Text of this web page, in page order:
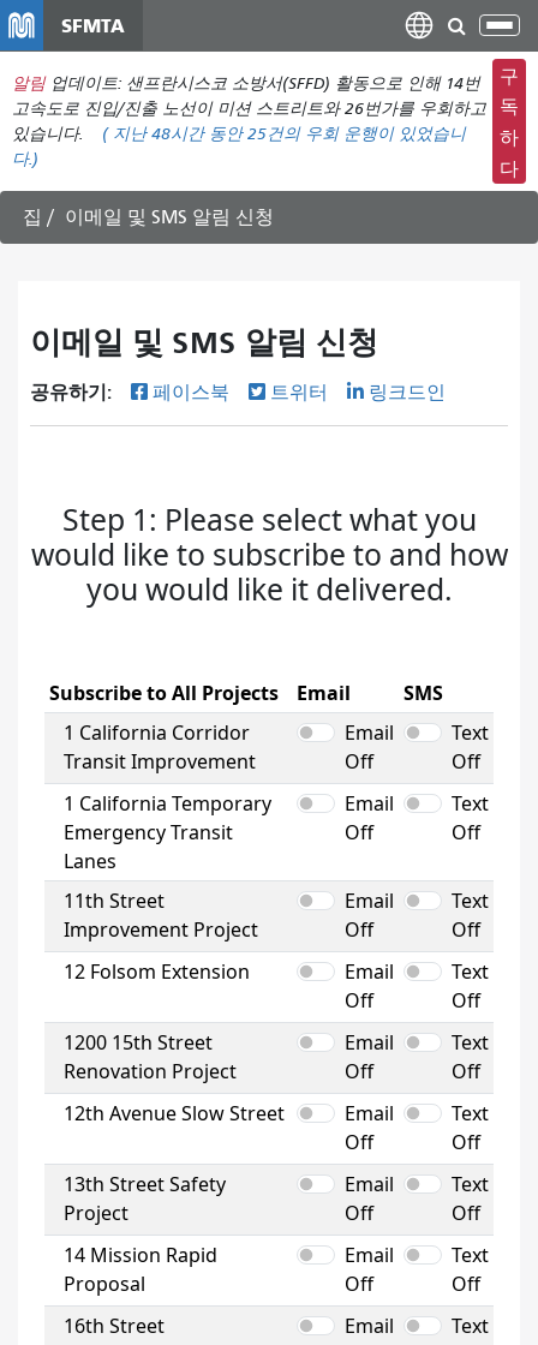
컨
텐
츠
건
너
뛰
SFMTA
탐
색
메
뉴
전
환
알림 업데이트: 샌프란시스코 소방서(SFFD) 활동으로 인해 14번
고속도로 진입/진출 노선이 미션 스트리트와 26번가를 우회하고
있습니다.
( 지난 48시간 동안25건의 우회 운행이 있었습니
다.)
구
독
하
다
집 이메일 및 SMS 알림 신청
이메일 및 SMS 알림 신청
공유하기: 페이스북 트위터 링크드인